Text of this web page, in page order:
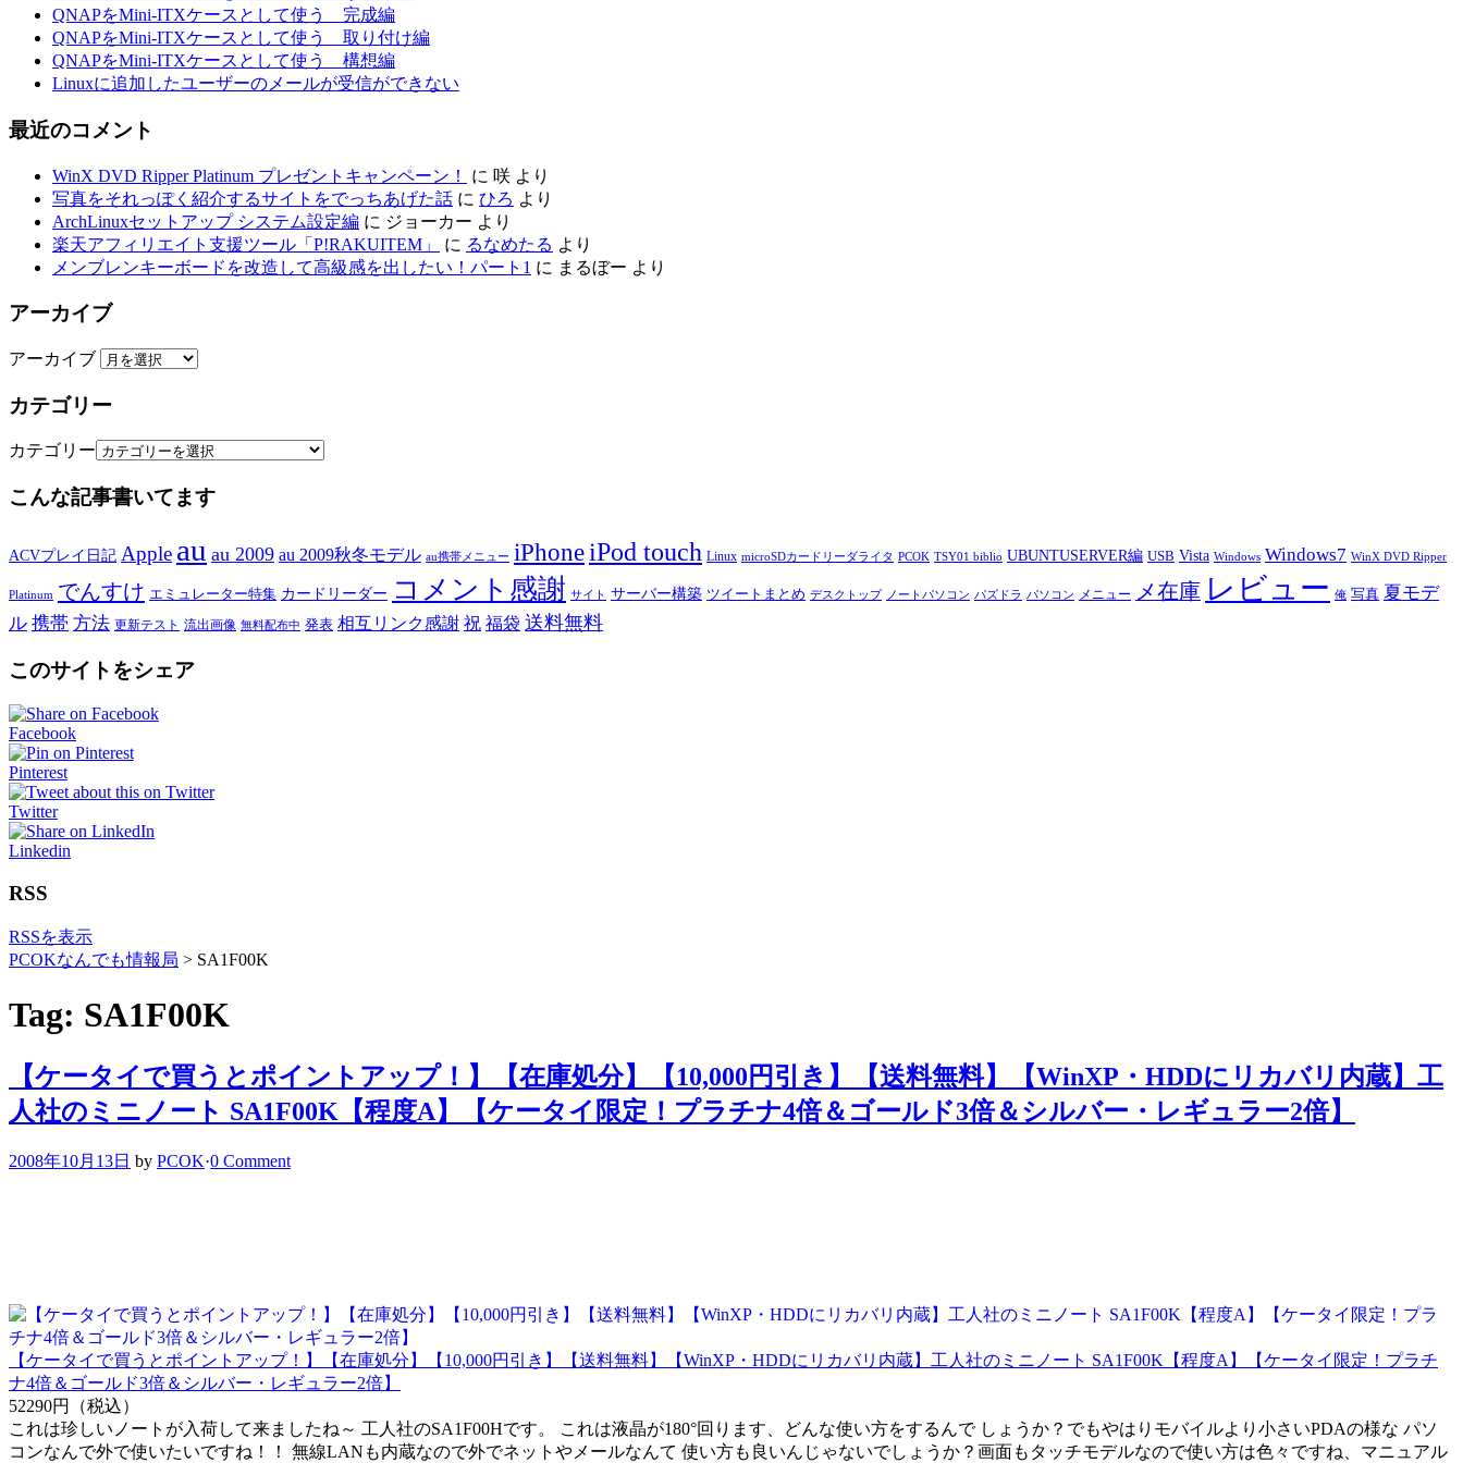
QNAPをMini-ITXケースとして使う 完成編
QNAPをMini-ITXケースとして使う 取り付け編
QNAPをMini-ITXケースとして使う 構想編
Linuxに追加したユーザーのメールが受信ができない
最近のコメント
WinX DVD Ripper Platinum プレゼントキャンペーン！ に 咲 より
写真をそれっぽく紹介するサイトをでっちあげた話 に ひろ より
ArchLinuxセットアップ システム設定編 に ジョーカー より
楽天アフィリエイト支援ツール「P!RAKUITEM」
に るなめたる より
メンブレンキーボードを改造して高級感を出したい！パート1 に まるぼー より
アーカイブ
アーカイブ
カテゴリー
カテゴリー
こんな記事書いてます
ACVプレイ日記 Apple au au 2009 au 2009秋冬モデル au携帯メニュー iPhoneiPod touch Linux microSDカードリーダライタ PCOK TSY01 biblio UBUNTUSERVER編 USB Vista Windows Windows7 WinX DVD Ripper
Platinum でんすけ エミュレーター特集 カードリーダー コメント感謝 サイト サーバー構築 ツイートまとめ デスクトップ ノートパソコン パズドラ パソコン メニュー メ在庫 レビュー 俺 写真 夏モデ
ル 携帯 方法 更新テスト 流出画像 無料配布中 発表 相互リンク感謝 祝 福袋 送料無料
このサイトをシェア
Facebook
Pinterest
Twitter
Linkedin
RSS
RSSを表示
PCOKなんでも情報局 > SA1F00K
Tag: SA1F00K
【ケータイで買うとポイントアップ！】【在庫処分】【10,000円引き】【送料無料】【WinXP・HDDにリカバリ内蔵】工
人社のミニノート SA1F00K【程度A】【ケータイ限定！プラチナ4倍＆ゴールド3倍＆シルバー・レギュラー2倍】
2008年10月13日 by PCOK·0 Comment
【ケータイで買うとポイントアップ！】【在庫処分】【10,000円引き】【送料無料】【WinXP・HDDにリカバリ内蔵】工人社のミニノート SA1F00K【程度A】【ケータイ限定！プラチ
ナ4倍＆ゴールド3倍＆シルバー・レギュラー2倍】
52290円（税込）
これは珍しいノートが入荷して来ましたね～ 工人社のSA1F00Hです。 これは液晶が180°回ります、どんな使い方をするんで しょうか？でもやはりモバイルより小さいPDAの様な パソ
コンなんで外で使いたいですね！！ 無線LANも内蔵なので外でネットやメールなんて 使い方も良いんじゃないでしょうか？画面もタッチモデルなので使い方は色々ですね、マニュアル